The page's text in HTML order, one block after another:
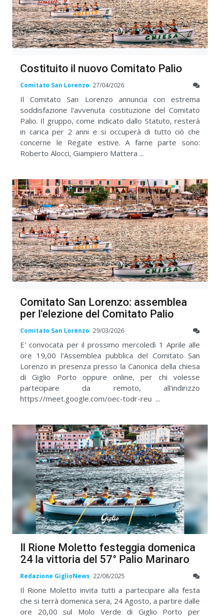
Costituito il nuovo Comitato Palio
Comitato San Lorenzo 27/04/2026
Il Comitato San Lorenzo annuncia con estrema
soddisfazione l'avvenuta costituzione del Comitato
Palio. Il gruppo, come indicato dallo Statuto, resterà
in carica per 2 anni e si occuperà di tutto ciò che
concerne le Regate estive. A farne parte sono:
Roberto Alocci, Giampiero Mattera ...
Comitato San Lorenzo: assemblea
per l'elezione del Comitato Palio
Comitato San Lorenzo 29/03/2026
E' convocata per il prossimo mercoledì 1 Aprile alle
ore 19,00 l'Assemblea pubblica del Comitato San
Lorenzo in presenza presso la Canonica della chiesa
di Giglio Porto oppure online, per chi volesse
partecipare da remoto, all'indirizzo
https://meet.google.com/oec-todr-reu ...
Il Rione Moletto festeggia domenica
24 la vittoria del 57° Palio Marinaro
Redazione GiglioNews 22/08/2025
Il Rione Moletto invita tutti a partecipare alla festa
che si terrà domenica sera, 24 Agosto, a partire dalle
ore 20,00 sul Molo Verde di Giglio Porto per